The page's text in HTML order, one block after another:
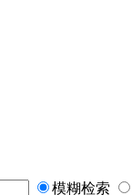
模糊检索